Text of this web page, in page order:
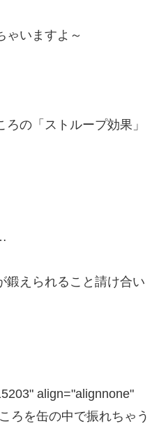
ゃいますよ～
の「ストループ効果」
鍛えられること請け合い
align="alignnone"
ろを缶の中で振れちゃう